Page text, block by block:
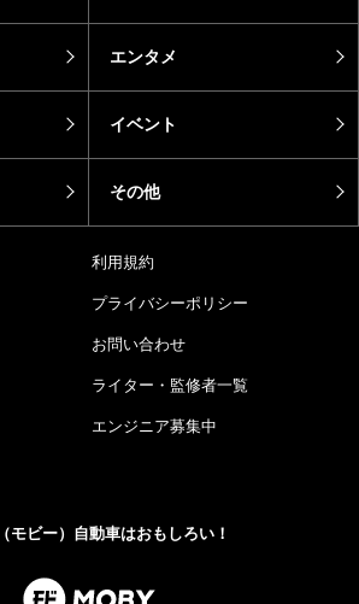
エンタメ
イベント
その他
利用規約
プライバシーポリシー
お問い合わせ
ライター・監修者一覧
エンジニア募集中
モビー）自動車はおもしろい！